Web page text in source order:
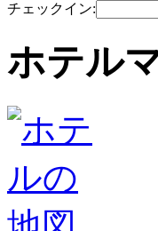
チェックイン:
ホテル